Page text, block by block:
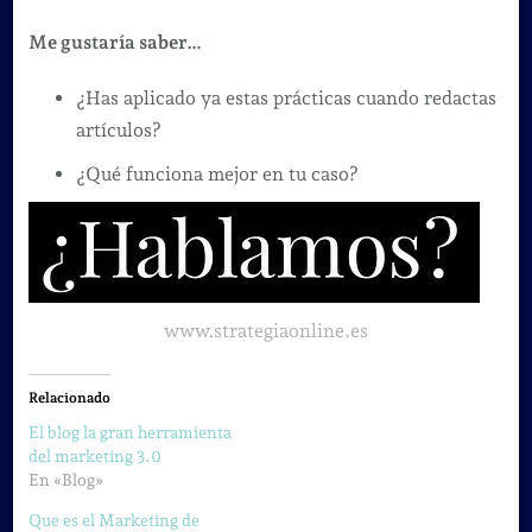
Me gustaría saber…
¿Has aplicado ya estas prácticas cuando redactas
artículos?
¿Qué funciona mejor en tu caso?
www.strategiaonline.es
Relacionado
El blog la gran herramienta
del marketing 3.0
En «Blog»
Que es el Marketing de